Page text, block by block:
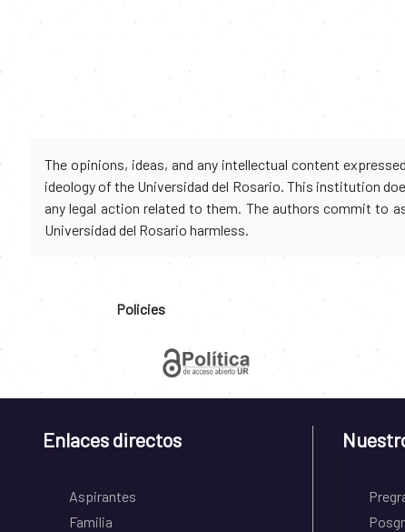
The opinions, ideas, and any intellectual content
ideology of the Universidad del Rosario. This institution
any legal action related to them. The authors commit to
Universidad del Rosario harmless.
Policies
Enlaces directos
Aspirantes
Familia